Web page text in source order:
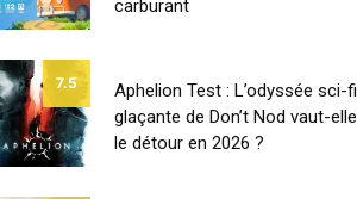
carburant
7.5
Aphelion Test : L’odyssée sci-fi
glaçante de Don’t Nod vaut-elle
le détour en 2026 ?